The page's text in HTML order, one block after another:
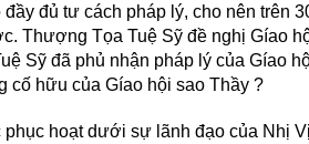
đủ tư cách pháp lý, cho nên trên
Thượng Tọa Tuệ Sỹ đề nghị Gíao
Sỹ đã phủ nhận pháp lý của Gíao
hữu của Gíao hội sao Thầy ?
hoạt dưới sự lãnh đạo của Nhị